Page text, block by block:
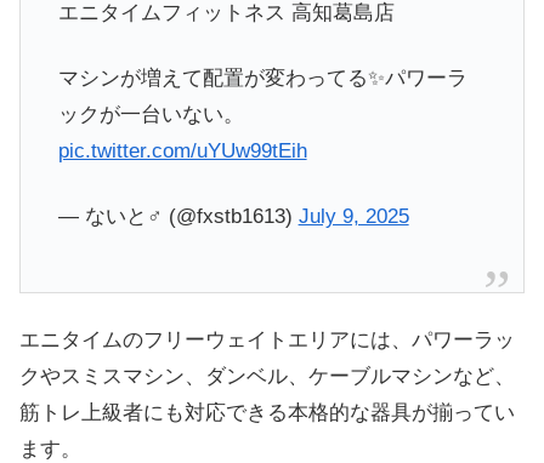
エニタイムフィットネス 高知葛島店
マシンが増えて配置が変わってる✨パワーラ
ックが一台いない。
pic.twitter.com/uYUw99tEih
— ないと♂️ (@fxstb1613) July 9, 2025
エニタイムのフリーウェイトエリアには、パワーラッ
クやスミスマシン、ダンベル、ケーブルマシンなど、
筋トレ上級者にも対応できる本格的な器具が揃ってい
ます。